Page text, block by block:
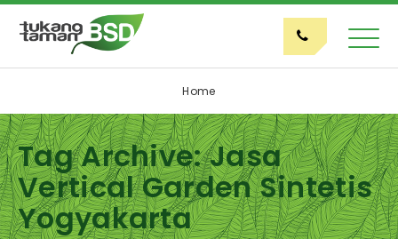
Home
Tag Archive: Jasa
Vertical Garden Sintetis
Yogyakarta